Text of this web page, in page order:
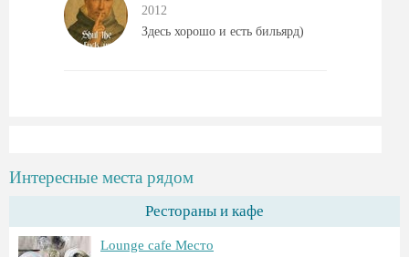
2012
Здесь хорошо и есть бильярд)
Интересные места рядом
Рестораны и кафе
Lounge cafe Место